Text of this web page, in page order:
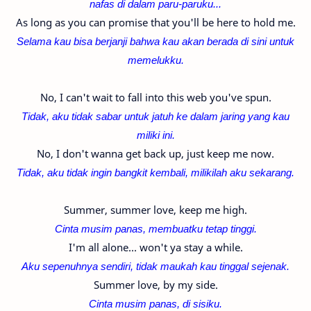
nafas di dalam paru-paruku...
As long as you can promise that you'll be here to hold me.
Selama kau bisa berjanji bahwa kau akan berada di sini untuk
memelukku.
No, I can't wait to fall into this web you've spun.
Tidak, aku tidak sabar untuk jatuh ke dalam jaring yang kau
miliki ini.
No, I don't wanna get back up, just keep me now.
Tidak, aku tidak ingin bangkit kembali, milikilah aku sekarang.
Summer, summer love, keep me high.
Cinta musim panas, membuatku tetap tinggi.
I'm all alone... won't ya stay a while.
Aku sepenuhnya sendiri, tidak maukah kau tinggal sejenak.
Summer love, by my side.
Cinta musim panas, di sisiku.